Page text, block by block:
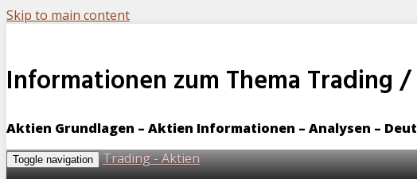
Skip to main content
Informationen zum Thema Trading
Aktien Grundlagen – Aktien Informationen – Analysen –
Toggle navigation
Trading - Aktien